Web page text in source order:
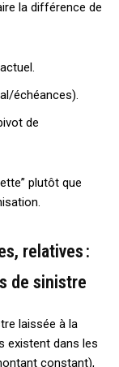
la différence de
échéances).
de
plutôt que
relatives :
de sinistre
laissée à la
existent dans les
constant),